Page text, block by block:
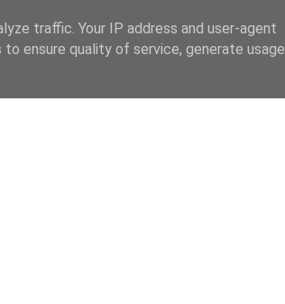
traffic. Your IP address and user-agent
ensure quality of service, generate usage